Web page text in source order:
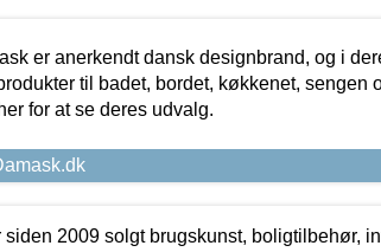
er anerkendt dansk designbrand, og i
til badet, bordet, køkkenet, sengen
for at se deres udvalg.
2009 solgt brugskunst, boligtilbehør,